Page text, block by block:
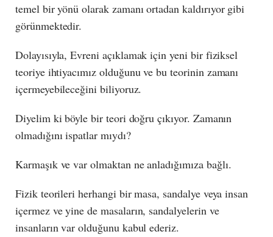
temel bir yönü olarak zamanı ortadan kaldırıyor gibi
görünmektedir.
Dolayısıyla, Evreni açıklamak için yeni bir fiziksel
teoriye ihtiyacımız olduğunu ve bu teorinin zamanı
içermeyebileceğini biliyoruz.
Diyelim ki böyle bir teori doğru çıkıyor. Zamanın
olmadığını ispatlar mıydı?
Karmaşık ve var olmaktan ne anladığımıza bağlı.
Fizik teorileri herhangi bir masa, sandalye veya insan
içermez ve yine de masaların, sandalyelerin ve
insanların var olduğunu kabul ederiz.